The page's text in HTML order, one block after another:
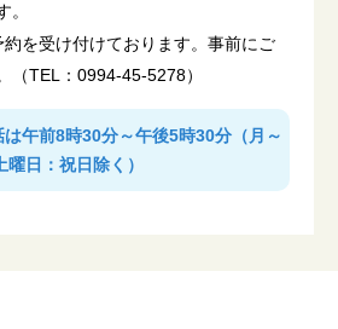
。
約を受け付けております。事前にご
（TEL：0994-45-5278）
午前8時30分～午後5時30分（月～
曜日：祝日除く）